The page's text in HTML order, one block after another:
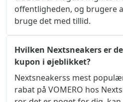
offentligheden, og brugere
bruge det med tillid.
Hvilken Nextsneakers er
kupon i øjeblikket?
Nextsneakerss mest
rabat på VOMERO hos